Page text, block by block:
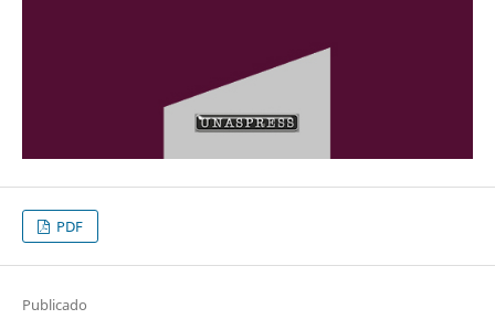
PDF
Publicado